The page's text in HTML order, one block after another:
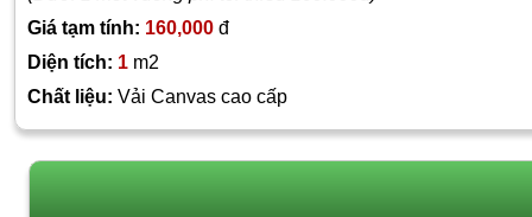
Giá tạm tính: 160,000 đ
Diện tích: 1 m2
Chất liệu: Vải Canvas cao cấp